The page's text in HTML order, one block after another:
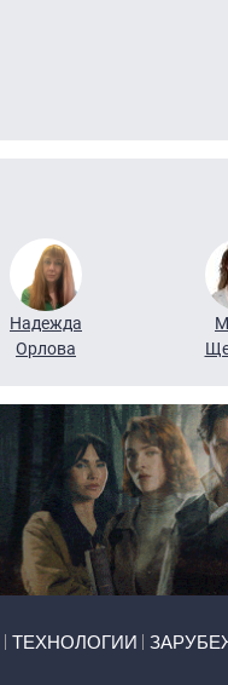
Надежда
Орлова
ТЕХНОЛОГИИ